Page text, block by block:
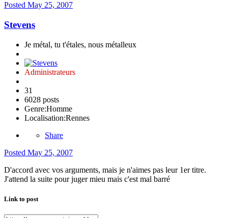
Posted May 25, 2007
Stevens
Je métal, tu t'étales, nous métalleux
Administrateurs
31
6028 posts
Genre:Homme
Localisation:Rennes
Share
Posted May 25, 2007
D'accord avec vos arguments, mais je n'aimes pas leur 1er titre.
J'attend la suite pour juger mieu mais c'est mal barré
Link to post